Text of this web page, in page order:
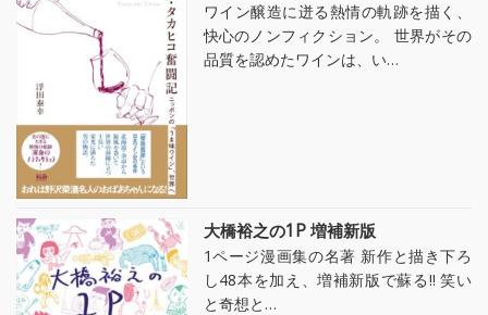
ワイン醸造に迸る熱情の軌跡を描く、
快心のノンフィクション。 世界がその
品質を認めたワインは、い…
大橋裕之の1P 増補新版
1ページ漫画集の名著 新作と描き下ろ
し48本を加え、増補新版で蘇る!! 笑い
と奇想と…